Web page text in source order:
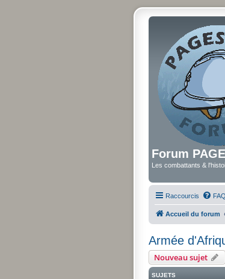
Forum
Les combattants &
Raccourcis FAQ
Accueil du forum
Armée
Nouveau sujet
SUJETS